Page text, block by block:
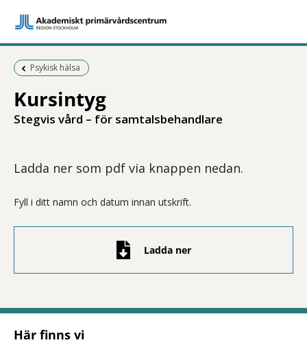
Föregående sida:
Psykisk hälsa
Kursintyg
Stegvis vård – för samtalsbehandlare
Ladda ner som pdf via knappen nedan.
Fyll i ditt namn och datum innan utskrift.
Ladda ner
Här finns vi